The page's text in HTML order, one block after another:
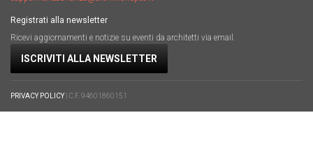
Registrati alla newsletter
Ricevi aggiornamenti e notizie su eventi da architetti via email.
ISCRIVITI ALLA NEWSLETTER
PRIVACY POLICY| C.F. 94601860151